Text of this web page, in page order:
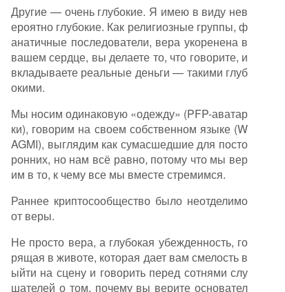
Другие — очень глубокие. Я имею в виду нев
ероятно глубокие. Как религиозные группы, ф
анатичные последователи, вера укоренена в
вашем сердце, вы делаете то, что говорите, и
вкладываете реальные деньги — такими глуб
окими.
Мы носим одинаковую «одежду» (PFP-аватар
ки), говорим на своем собственном языке (W
AGMI), выглядим как сумасшедшие для посто
ронних, но нам всё равно, потому что мы вер
им в то, к чему все мы вместе стремимся.
Раннее криптосообщество было неотделимо
от веры.
Не просто вера, а глубокая убежденность, го
рящая в животе, которая дает вам смелость в
ыйти на сцену и говорить перед сотнями слу
шателей о том, почему вы верите основател